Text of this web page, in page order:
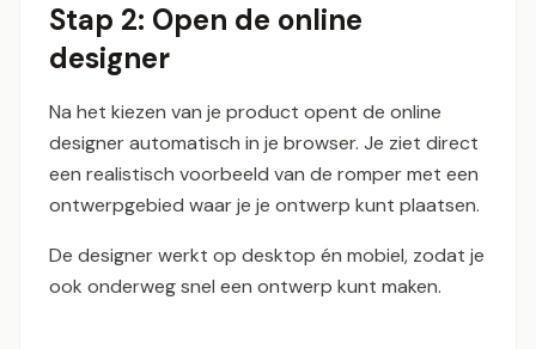
Stap 2: Open de online
designer
Na het kiezen van je product opent de online
designer automatisch in je browser. Je ziet direct
een realistisch voorbeeld van de romper met een
ontwerpgebied waar je je ontwerp kunt plaatsen.
De designer werkt op desktop én mobiel, zodat je
ook onderweg snel een ontwerp kunt maken.